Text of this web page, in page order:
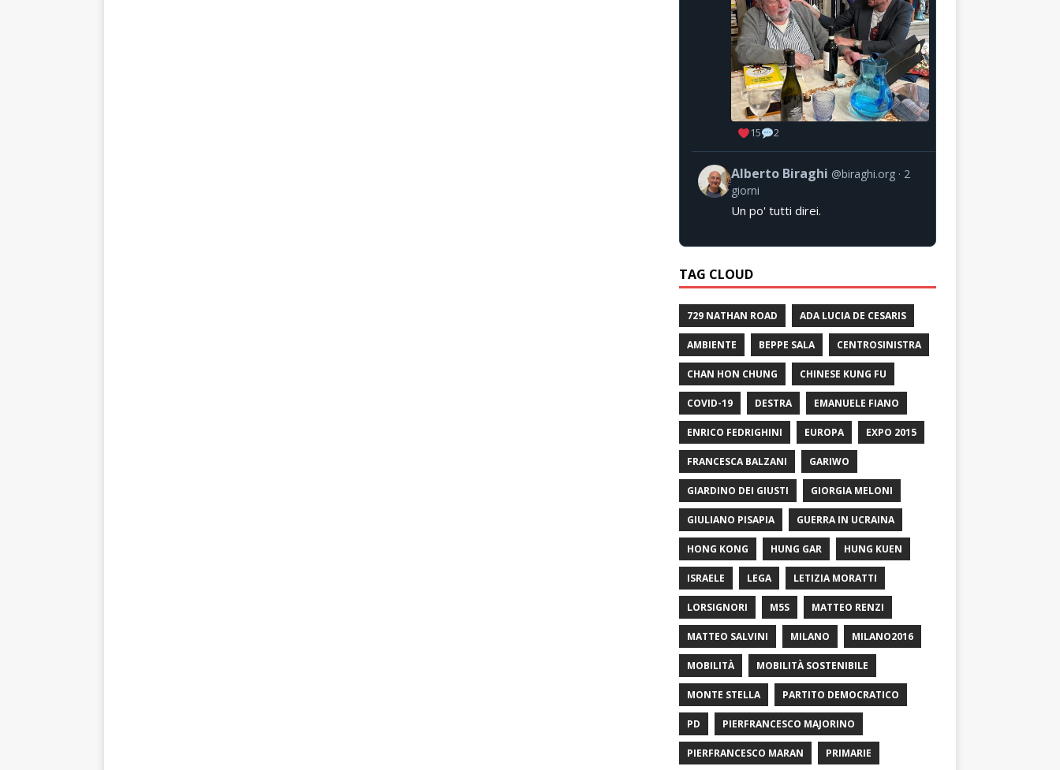
15 2
Alberto Biraghi @biraghi.org
2
giorni
Un po' tutti direi.
TAG CLOUD
729 NATHAN ROAD ADA LUCIA DE CESARIS
AMBIENTE BEPPE SALA CENTROSINISTRA
CHAN HON CHUNG CHINESE KUNG FU
COVID-19 DESTRA EMANUELE FIANO
ENRICO FEDRIGHINI EUROPA EXPO 2015
FRANCESCA BALZANI GARIWO
GIARDINO DEI GIUSTI GIORGIA MELONI
GIULIANO PISAPIA GUERRA IN UCRAINA
HONG KONG HUNG GAR HUNG KUEN
ISRAELE LEGA LETIZIA MORATTI
LORSIGNORI M5S MATTEO RENZI
MATTEO SALVINI MILANO MILANO2016
MOBILITÀ MOBILITÀ SOSTENIBILE
MONTE STELLA PARTITO DEMOCRATICO
PD PIERFRANCESCO MAJORINO
PIERFRANCESCO MARAN PRIMARIE